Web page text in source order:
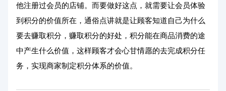
他注册过会员的店铺。而要做好这点，就需要让会员体验
到积分的价值所在，通俗点讲就是让顾客知道自己为什么
要去赚取积分，赚取积分的好处，积分能在商品消费的途
中产生什么价值，这样顾客才会心甘情愿的去完成积分任
务，实现商家制定积分体系的价值。